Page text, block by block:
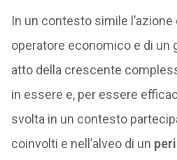
In un contesto simile l’azione
operatore economico e di un
atto della crescente
in essere e, per essere
svolta in un contesto
coinvolti e nell’alveo di un